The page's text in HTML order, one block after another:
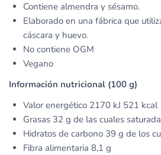
Contiene almendra y sésamo.
Elaborado en una fábrica que
cáscara y huevo.
No contiene OGM
Vegano
Información nutricional (100 g)
Valor energético 2170 kJ 521 kcal
Grasas 32 g de las cuales
Hidratos de carbono 39 g de los
Fibra alimentaria 8,1 g